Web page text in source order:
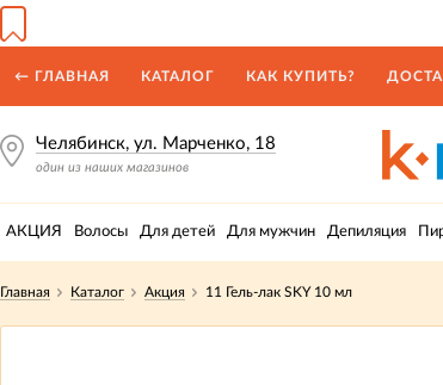
← ГЛАВНАЯ КАТАЛОГ КАК КУПИТЬ?
Челябинск, ул. Марченко, 18
один из наших магазинов
АКЦИЯ Волосы Для детей Для мужчин Депиляция
Главная Каталог Акция 11 Гель-лак SKY 10 мл